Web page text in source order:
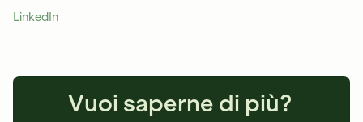
LinkedIn
Vuoi saperne di più?